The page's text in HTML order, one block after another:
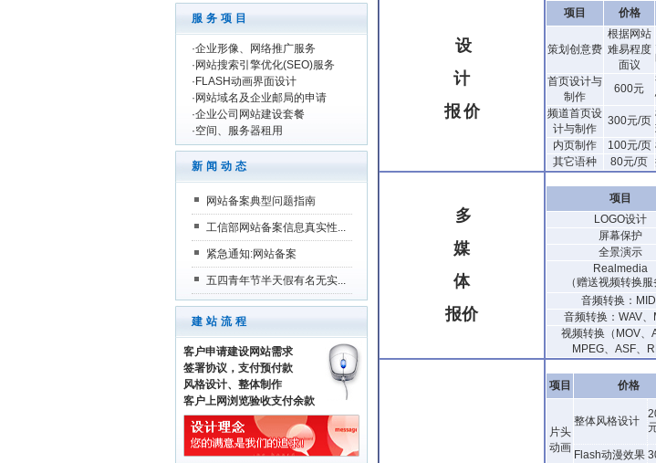
服务项目
·企业形像、网络推广服务
· 网站搜索引擎优化(SEO)服务
· FLASH动画界面设计
· 网站域名及企业邮局的申请
·企业公司网站建设套餐
·空间、服务器租用
新闻动态
网站备案典型问题指南
工信部网站备案信息真实性...
紧急通知:网站备案
五四青年节半天假有名无实...
建站流程
客户申请建设网站需求
签署协议，支付预付款
风格设计、整体制作
客户上网浏览验收支付余款
设
计
报价
项目 价格
策划创意费
根据网站
难易程度
面议
首页设计与
制作
600元
频道首页设
计与制作
300元/页
内页制作
100元/页
其它语种
80元/页
多
媒
体
报价
项目
LOGO设计
屏幕保护
全景演示
Realmedia
（赠送视频转换服
音频转换：MIDI
音频转换：WAV、
视频转换（MOV、
MPEG、ASF、
项目 价格
片头
动画
整体风格设计
Flash动漫效果